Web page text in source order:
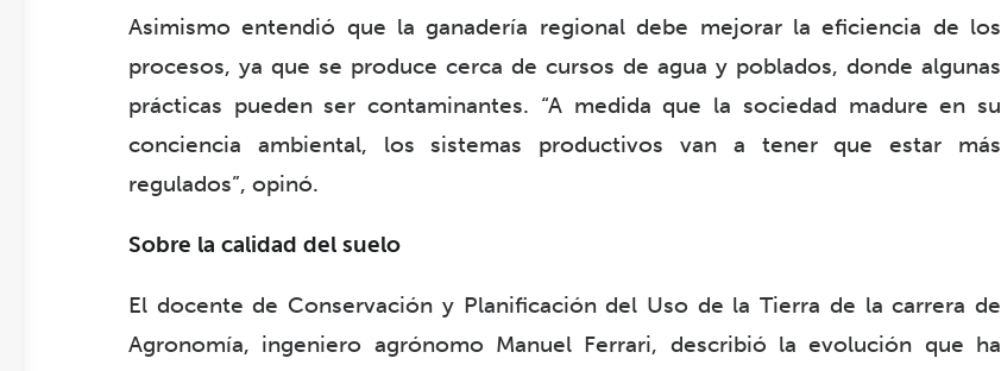
Asimismo entendió que la ganadería regional debe mejorar la eficiencia de los
procesos, ya que se produce cerca de cursos de agua y poblados, donde algunas
prácticas pueden ser contaminantes. “A medida que la sociedad madure en su
conciencia ambiental, los sistemas productivos van a tener que estar más
regulados”, opinó.
Sobre la calidad del suelo
El docente de Conservación y Planificación del Uso de la Tierra de la carrera de
Agronomía, ingeniero agrónomo Manuel Ferrari, describió la evolución que ha